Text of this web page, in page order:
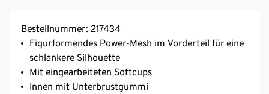
Bestellnummer: 217434
Figurformendes Power-Mesh im Vorderteil für eine
schlankere Silhouette
Mit eingearbeiteten Softcups
Innen mit Unterbrustgummi